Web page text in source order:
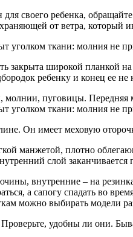
своего ребенка,
от ветра, который
уголком ткани: молния не
закрыта широкой планкой
ребенку и конец ее не
молнии, пуговицы. Передняя
уголком ткани: молния не
Он имеет меховую
манжетой, плотно
слой
внутренние – на
а сапогу спадать во
можно выбирать модели
удобны ли они.